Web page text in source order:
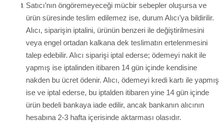
Satıcı’nın öngöremeyeceği mücbir sebepler oluşursa ve
ürün süresinde teslim edilemez ise, durum Alıcı’ya bildirilir.
Alıcı, siparişin iptalini, ürünün benzeri ile değiştirilmesini
veya engel ortadan kalkana dek teslimatın ertelenmesini
talep edebilir. Alıcı siparişi iptal ederse; ödemeyi nakit ile
yapmış ise iptalinden itibaren 14 gün içinde kendisine
nakden bu ücret ödenir. Alıcı, ödemeyi kredi kartı ile yapmış
ise ve iptal ederse, bu iptalden itibaren yine 14 gün içinde
ürün bedeli bankaya iade edilir, ancak bankanın alıcının
hesabına 2-3 hafta içerisinde aktarması olasıdır.